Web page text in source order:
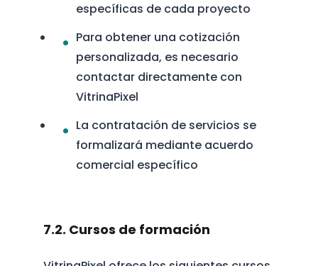
específicas de cada proyecto
Para obtener una cotización
personalizada, es necesario
contactar directamente con
VitrinaPixel
La contratación de servicios se
formalizará mediante acuerdo
comercial específico
7.2. Cursos de formación